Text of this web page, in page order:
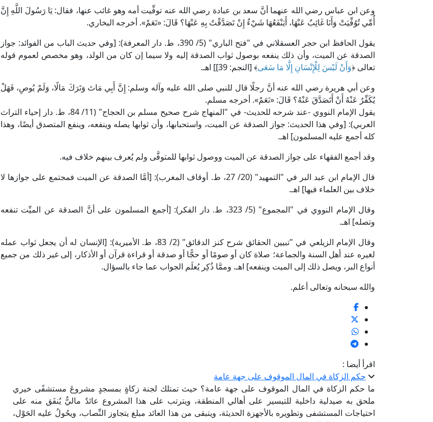
وعن ابن عباس رضي الله عنهما أنَّ سعد بن عبادة رضي الله عنه توفِّيت أمه وهو غائب عنها، فقال: يَا رَسُولَ اللَّهِ إِنَّ
أُمِّي تُوُفِّيَتْ وَأَنَا غَائِبٌ عَنْهَا، أَيَنْفَعُهَا شَيْءٌ إِنْ تَصَدَّقْتُ بِهِ عَنْهَا؟ قَالَ: «نَعَمْ». أخرجه البخاري.
يقول الحافظ ابن حجر العسقلاني في "فتح الباري" (5/ 390، ط. دار المعرفة): [وفي حديث الباب من الفوائد: جواز
الصدقة عن الميت، وأن ذلك ينفعه بوصول ثواب الصدقة إليه ولا سيما إن كان من الولد، وهو مخصص لعموم قوله
تعالى ﴿وَأَنْ لَيْسَ لِلْإِنْسَانِ إِلَّا مَا سَعَى﴾ [النجم: 39]] اهـ.
وعن أبي هريرة رضي الله عنه أنَّ رجلًا قال للنبي صلى الله عليه وآله وسلم: إِنَّ أَبِي مَاتَ وَتَرَكَ مَالًا، وَلَمْ يُوصِ، فَهَلْ
يُكَفِّرُ عَنْهُ أَنْ أَتَصَدَّقَ عَنْهُ؟ قَالَ: «نَعَمْ». أخرجه مسلم.
يقول الإمام النووي -عند شرحه للحديث- في "المنهاج شرح صحيح مسلم بن الحجاج" (11/ 84، ط. دار إحياء التراث
العربي): [وفي هذا الحديث: جواز الصدقة عن الميت، واستحبابها، وأن ثوابها يصله وينفعه، وينفع المتصدق أيضًا، وهذا
كله أجمع عليه المسلمون] اهـ.
وقد أجمع الفقهاء على جواز الصدقة عن الميت ووصول ثوابها للمتوفَّى ولم يُعرف بينهم خلاف فيه.
قال الإمام ابن عبد البر في "التمهيد" (20/ 27، ط. أوقاف المغرب): [أمَّا الصدقة عن الميت فمجتمع على جوازها لا
خلاف بين العلماء فيها] اهـ.
وقال الإمام النووي في "المجموع" (5/ 323، ط. دار الفكر): [أجمع المسلمون على أنَّ الصدقة عن الميِّت تنفعه
وتصله] اهـ.
وقال الإمام الزيلعي في "تبيين الحقائق شرح كنز الدقائق" (2/ 83، ط. الأميرية): [الإنسان له أن يجعل ثواب عمله
لغيره عند أهل السنة والجماعة؛ صلاة كان أو صومًا أو حجًّا أو صدقة أو قراءة قرآن أو الأذكار، إلى غير ذلك من جميع
أنواع البر، ويصل ذلك إلى الميت وينفعه] اهـ. وممَّا ذُكِر يُعلَم الجواب عما جاء بالسؤال.
والله سبحانه وتعالى أعلم.
اقرأ أيضا :
حكم الزكاة في المال الموقوف على جهة عامة
ما حكم الزكاة في المال الموقوف على جهة عامة؟ حيث تمتلك لجنة زكاةٍ بمسجدٍ مشروعَ مستشفًى خيري
ملحق به صيدلية داخلية للتيسير على أهالي المنطقة، ويترتب على هذا المشروع عائدٌ ماليٌّ يُنفَق منه على
احتياجات المستشفى وتطويره بالأجهزة الحديثة، ويتبقى من هذا العائد مبلغ يتجاوز النِّصاب، ويحُولُ عليه الحَوْل،